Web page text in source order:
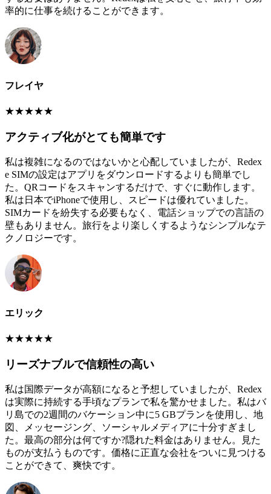
率的に仕事を続けることができます。
フレイヤ
★★★★★
アクティブ化がとても簡単です
私は複雑になるのではないかと心配していましたが、Redex
e SIMの設定はアプリをダウンロードするよりも簡単でし
た。QRコードをスキャンするだけで、すぐに動作します。
私は日本でiPhoneで使用し、スピードは優れていました。
SIMカードを紛失する必要もなく、電話ショップでの言語の
壁もありません。旅行をより楽しくするようなシンプルなテ
クノロジーです。
エリック
★★★★★
リーズナブルで信頼性の高い
私は国際データが高額になると予想していましたが、Redex
は実際に持続する手頃なプランで私を驚かせました。私はバ
リ島での2週間のバケーション中に5 GBプランを使用し、地
図、メッセージング、ソーシャルメディアに十分すぎまし
た。最高の部分は何ですか?隠れた料金はありません。見た
ものが支払うものです。価格に正直な会社をついに見つける
ことができて、爽快です。